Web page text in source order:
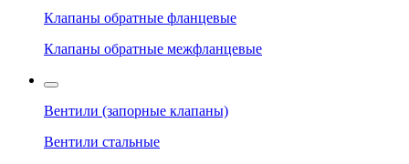
Клапаны обратные фланцевые
Клапаны обратные межфланцевые
Вентили (запорные клапаны)
Вентили стальные